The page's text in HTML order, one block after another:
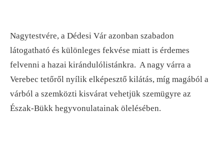
Nagytestvére, a Dédesi Vár azonban szabadon
látogatható és különleges fekvése miatt is érdemes
felvenni a hazai kirándulólistánkra. A nagy várra a
Verebec tetőről nyílik elképesztő kilátás, míg magából a
várból a szemközti kisvárat vehetjük szemügyre az
Észak-Bükk hegyvonulatainak ölelésében.